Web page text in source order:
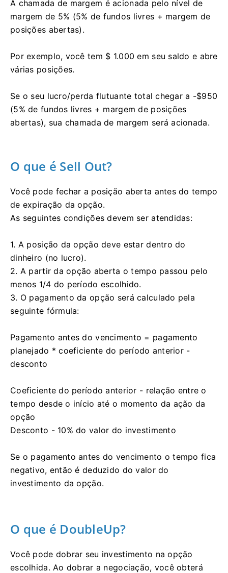
A chamada de margem é acionada pelo nível de
margem de 5% (5% de fundos livres + margem de
posições abertas).
Por exemplo, você tem $ 1.000 em seu saldo e abre
várias posições.
Se o seu lucro/perda flutuante total chegar a -$950
(5% de fundos livres + margem de posições
abertas), sua chamada de margem será acionada.
O que é Sell Out?
Você pode fechar a posição aberta antes do tempo
de expiração da opção.
As seguintes condições devem ser atendidas:
1. A posição da opção deve estar dentro do
dinheiro (no lucro).
2. A partir da opção aberta o tempo passou pelo
menos 1/4 do período escolhido.
3. O pagamento da opção será calculado pela
seguinte fórmula:
Pagamento antes do vencimento = pagamento
planejado * coeficiente do período anterior -
desconto
Coeficiente do período anterior - relação entre o
tempo desde o início até o momento da ação da
opção
Desconto - 10% do valor do investimento
Se o pagamento antes do vencimento o tempo fica
negativo, então é deduzido do valor do
investimento da opção.
O que é DoubleUp?
Você pode dobrar seu investimento na opção
escolhida. Ao dobrar a negociação, você obterá